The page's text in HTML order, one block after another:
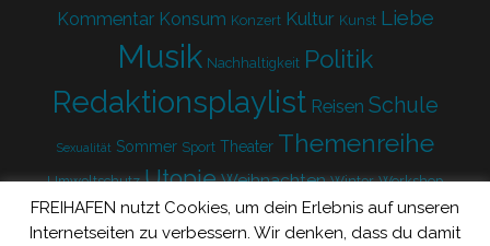
Kommentar Konsum Konzert Kultur Kunst Liebe
Musik Nachhaltigkeit Politik
Redaktionsplaylist Reisen Schule
Sexualität Sommer Sport Theater Themenreihe
Umweltschutz Utopie Weihnachten Winter Workshop
Zukunft
FREIHAFEN nutzt Cookies, um dein Erlebnis auf unseren
Internetseiten zu verbessern. Wir denken, dass du damit